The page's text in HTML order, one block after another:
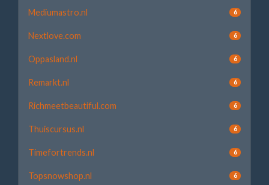
Mediumastro.nl 6
Nextlove.com 6
Oppasland.nl 6
Remarkt.nl 6
Richmeetbeautiful.com 6
Thuiscursus.nl 6
Timefortrends.nl 6
Topsnowshop.nl 6